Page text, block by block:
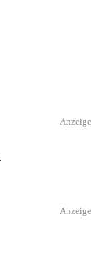
Anzeige
Anzeige